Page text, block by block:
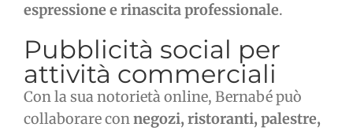
espressione e rinascita professionale.
Pubblicità social per
attività commerciali
Con la sua notorietà online, Bernabé può
collaborare connegozi, ristoranti, palestre,